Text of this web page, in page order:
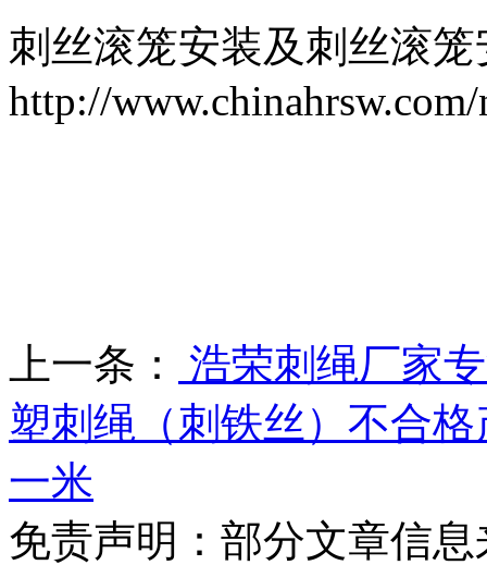
刺丝滚笼安装及刺丝滚
http://
上一条：
浩荣刺绳厂家
塑刺绳（刺铁丝）不合
一米
免责声明：部分文章信